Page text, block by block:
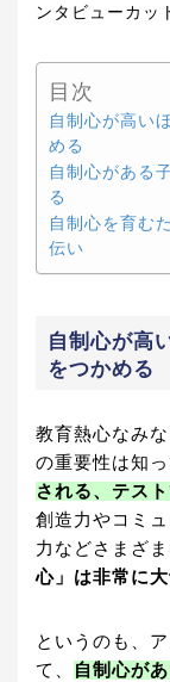
ンタビューカッ
目次
自制心が高い
める
自制心がある
る
自制心を育む
伝い
自制心が高
をつかめる
教育熱心なみ
の重要性は知
される、テス
創造力やコミ
力などさまざ
心」は非常に
というのも、
て、
自制心が